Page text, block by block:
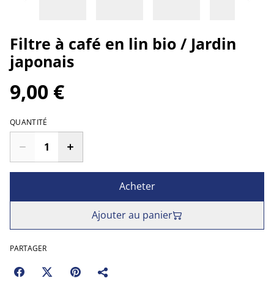
Filtre à café en lin bio / Jardin
japonais
9,00 €
QUANTITÉ
Acheter
Ajouter au panier
PARTAGER